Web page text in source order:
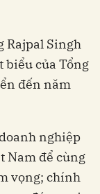
Rajpal Singh
biểu của Tổng
đến năm
nghiệp
Nam để cùng
vọng; chính